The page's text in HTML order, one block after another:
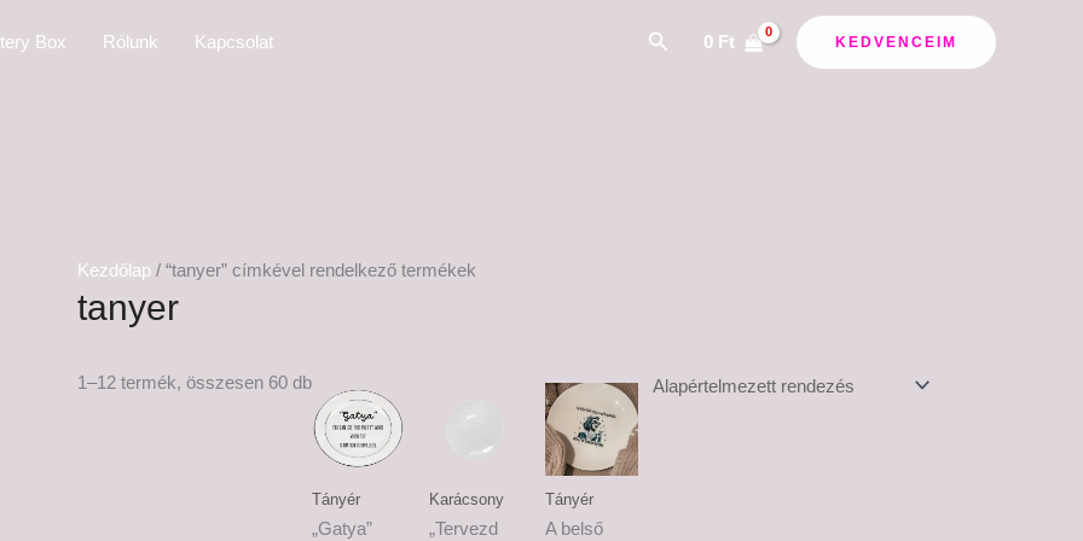
Box Rólunk Kapcsolat Search
0 Ft KEDVENCEIM
Kezdőlap / “tanyer” címkével rendelkező termékek
tanyer
1–12 termék, összesen 60 db
Tányér
„Gatya”
6,500 Ft
-
7,500 Ft
Karácsony
„Tervezd
6,500 Ft
7,500 Ft
Tányér
A belső
Ártartomány:
6,500 Ft
-
7,500 Ft